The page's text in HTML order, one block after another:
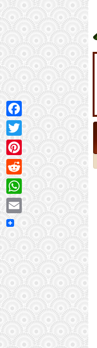
Facebook
Twitter
Pinterest
Reddit
WhatsApp
Email